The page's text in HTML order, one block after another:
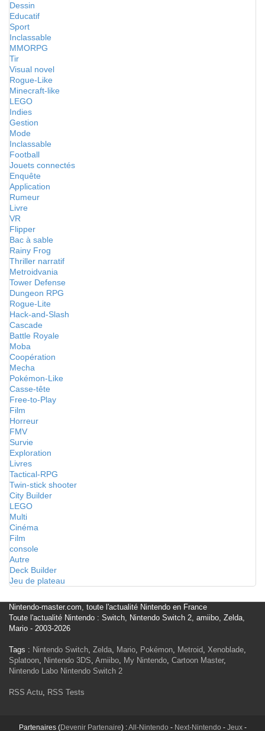
Dessin
Educatif
Sport
Inclassable
MMORPG
Tir
Visual novel
Rogue-Like
Minecraft-like
LEGO
Indies
Gestion
Mode
Inclassable
Football
Jouets connectés
Enquête
Application
Rumeur
Livre
VR
Flipper
Bac à sable
Rainy Frog
Thriller narratif
Metroidvania
Tower Defense
Dungeon RPG
Rogue-Lite
Hack-and-Slash
Cascade
Battle Royale
Moba
Coopération
Mecha
Pokémon-Like
Casse-tête
Free-to-Play
Film
Horreur
FMV
Survie
Exploration
Livres
Tactical-RPG
Twin-stick shooter
City Builder
LEGO
Multi
Cinéma
Film
console
Autre
Deck Builder
Jeu de plateau
Nintendo-master.com, toute l'actualité Nintendo en France
Toute l'actualité Nintendo : Switch, Nintendo Switch 2, amiibo, Zelda,
Mario - 2003-2026
Tags : Nintendo Switch, Zelda, Mario, Pokémon, Metroid, Xenoblade,
Splatoon, Nintendo 3DS, Amiibo, My Nintendo, Cartoon Master,
Nintendo Labo Nintendo Switch 2
RSS Actu, RSS Tests
Partenaires (Devenir Partenaire) :All-Nintendo - Next-Nintendo - Jeux-